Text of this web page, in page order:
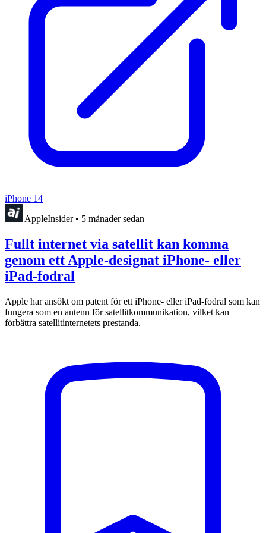
iPhone 14
AppleInsider • 5 månader sedan
Fullt internet via satellit kan komma
genom ett Apple-designat iPhone- eller
iPad-fodral
Apple har ansökt om patent för ett iPhone- eller iPad-fodral som kan
fungera som en antenn för satellitkommunikation, vilket kan
förbättra satellitinternetets prestanda.